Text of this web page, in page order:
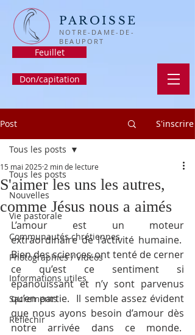
PAROISSE
NOTRE-DAME-DE-
BEAUPORT
Feuillet
Don/capitation
Post S'inscrire
Tous les posts
Nouvelles
Vie pastorale
Communautés chrétiennes
Photographies / Vidéos
Informations utiles
Sacrements
Réfléchir
Tous les posts
S'aimer les uns les autres,
comme Jésus nous a aimés
15 mai 2025 2 min de lecture
L’amour est un moteur
extraordinaire de l’activité humaine.
Bien des sciences ont tenté de cerner
ce qu’est ce sentiment si
épanouissant et n’y sont parvenus
qu’en partie.  Il semble assez évident
que nous ayons besoin d’amour dès
notre arrivée dans ce monde.